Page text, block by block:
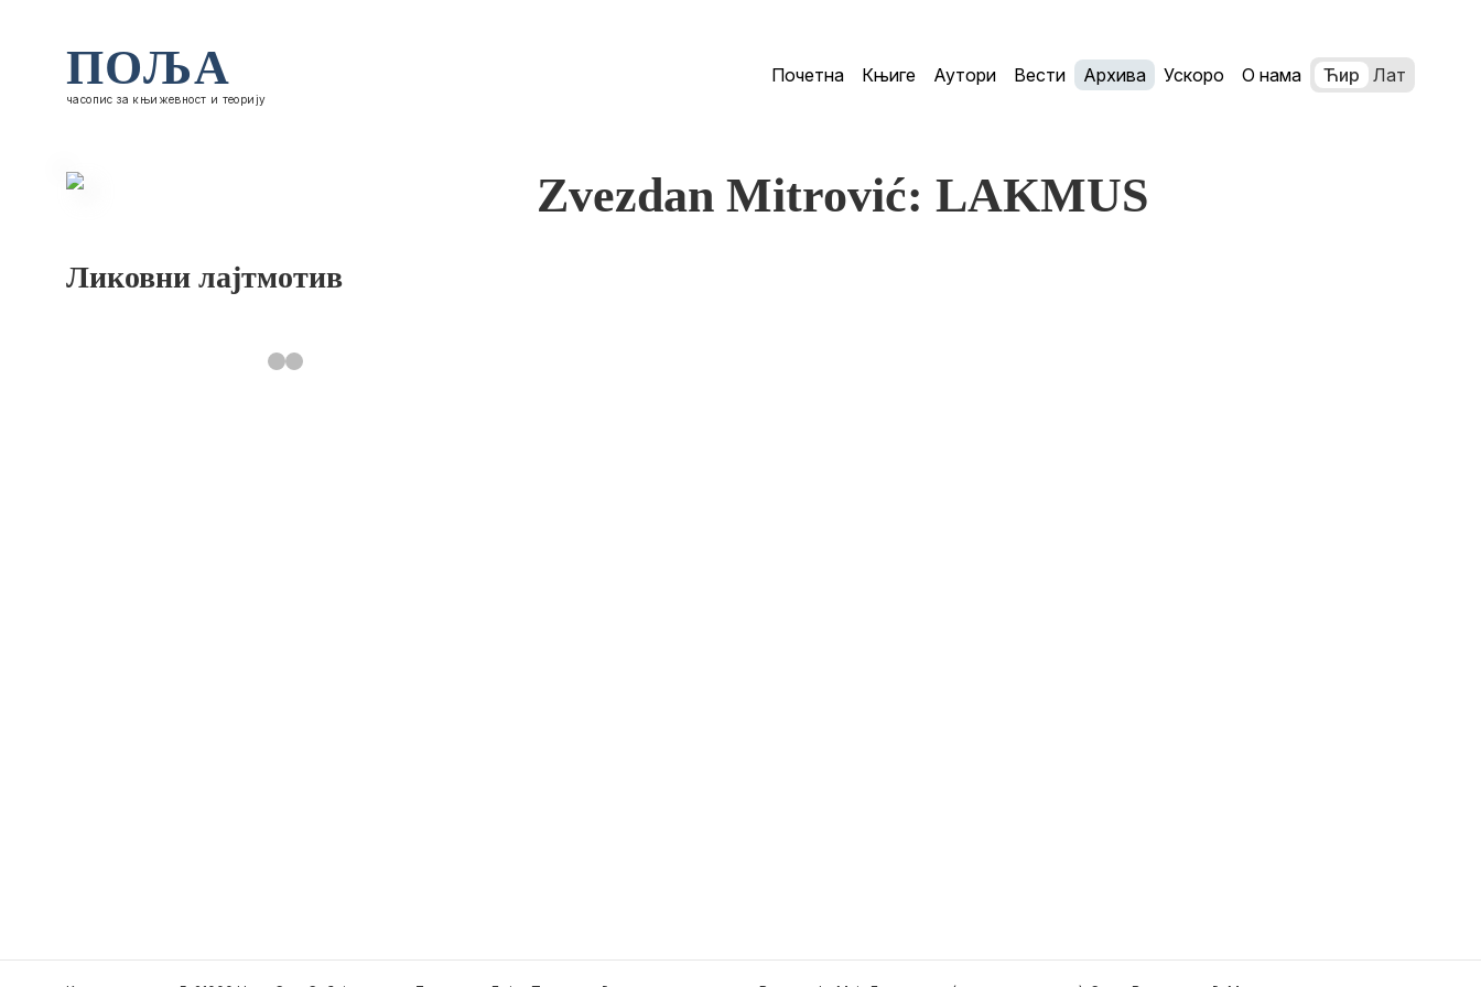
ПОЉА
часопис за књижевност и теорију
Почетна Књиге Аутори Вести Архива Ускоро О нама Ћир Лат
Ликовни лајтмотив
Zvezdan Mitrović: LAKMUS